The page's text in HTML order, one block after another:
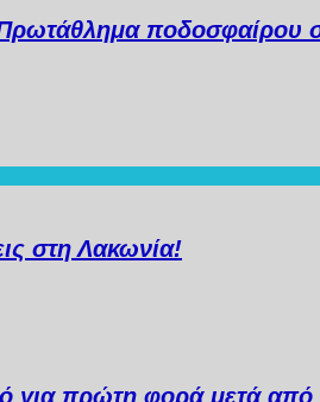
ποδοσφαίρου
στη Λακωνία!
για πρώτη φορά μετά από